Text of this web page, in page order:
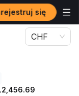
się
CHF